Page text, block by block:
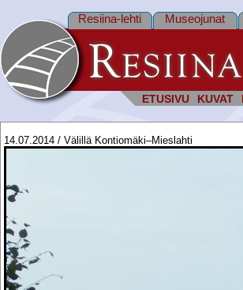
ETUSIVU KUVAT
Resiina-lehti Museojunat
14.07.2014 / Välillä Kontiomäki–Mieslahti